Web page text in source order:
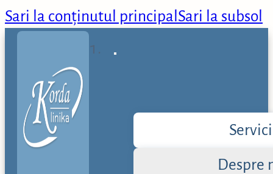
Sari la conținutul principalSari la subsol
Despre